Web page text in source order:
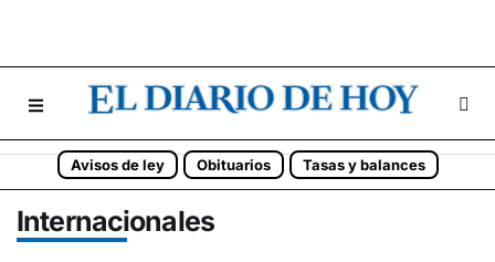
Avisos de ley Obituarios Tasas y balances
Internacionales